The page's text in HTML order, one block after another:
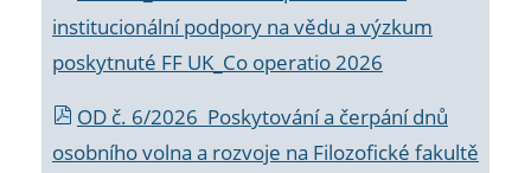
institucionální podpory na vědu a výzkum
poskytnuté FF UK_Co operatio 2026
OD č. 6/2026 Poskytování a čerpání dnů
osobního volna a rozvoje na Filozofické fakultě